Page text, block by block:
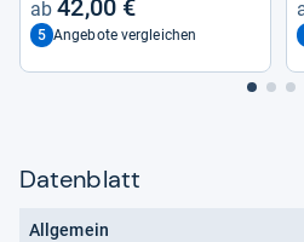
42,00 €
5 Angebote vergleichen
Datenblatt
Allgemein